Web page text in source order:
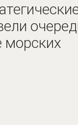
морских